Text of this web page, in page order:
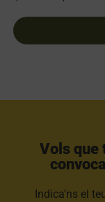
Vols que
Indica’ns el